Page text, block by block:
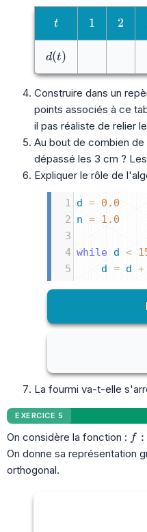
t
t 1
1 2
2
d(t)
d(t)
Construire dans un
points associés à ce
il pas réaliste de relier
Au bout de combien
dépassé les 3 cm ?
Expliquer le rôle de
1 d = 0.0
2 n = 1.0
3
4 while d <
5
d = d +
La fourmi va-t-elle
EXERCICE 5
On considère la fonction : f :
On donne sa représentation
orthogonal.